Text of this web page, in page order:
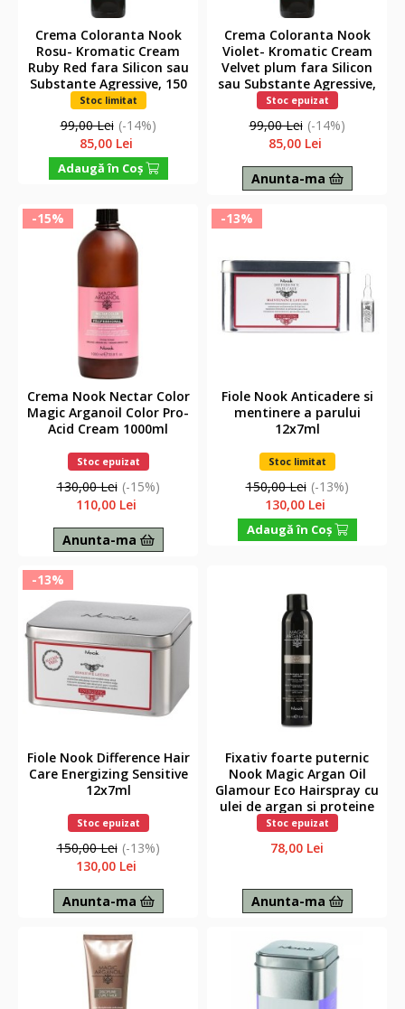
Crema Coloranta Nook
Rosu- Kromatic Cream
Ruby Red fara Silicon sau
Substante Agressive, 150
ml
Stoc limitat
99,00 Lei (-14%)
85,00 Lei
Adaugă în Coş
Crema Coloranta Nook
Violet- Kromatic Cream
Velvet plum fara Silicon
sau Substante Agressive,
150 ml
Stoc epuizat
99,00 Lei (-14%)
85,00 Lei
Anunta-ma
-15%
Crema Nook Nectar Color
Magic Arganoil Color Pro-
Acid Cream 1000ml
Stoc epuizat
130,00 Lei (-15%)
110,00 Lei
Anunta-ma
-13%
Fiole Nook Anticadere si
mentinere a parului
12x7ml
Stoc limitat
150,00 Lei (-13%)
130,00 Lei
Adaugă în Coş
-13%
Fiole Nook Difference Hair
Care Energizing Sensitive
12x7ml
Stoc epuizat
150,00 Lei (-13%)
130,00 Lei
Anunta-ma
Fixativ foarte puternic
Nook Magic Argan Oil
Glamour Eco Hairspray cu
ulei de argan si proteine
de matase, Fara alergeni,
Stoc epuizat
78,00 Lei
Anunta-ma